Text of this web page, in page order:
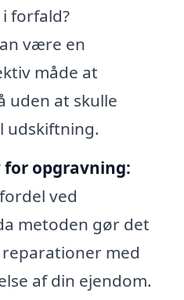
forfald?
være en
måde at
uden at skulle
udskiftning.
opgravning:
ved
metoden gør det
med
af din ejendom.